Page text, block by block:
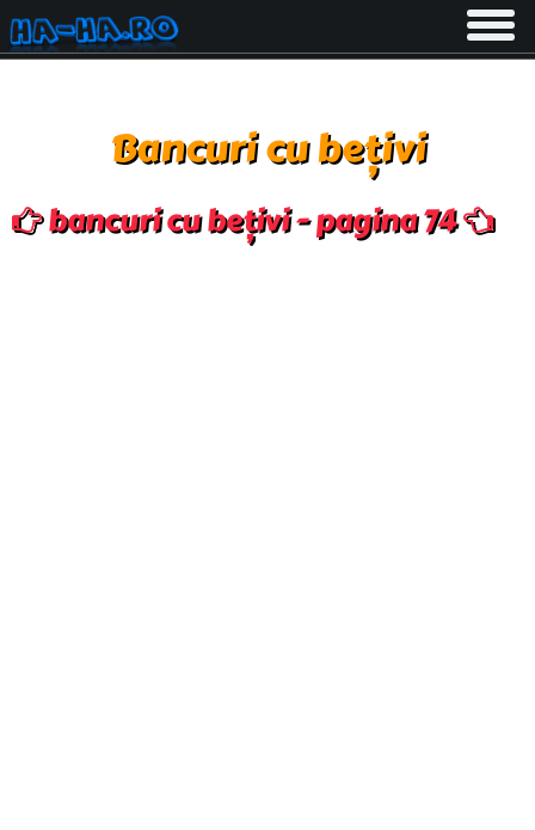
Toggle
Bancuri cu bețivi
bancuri cu bețivi - pagina 74